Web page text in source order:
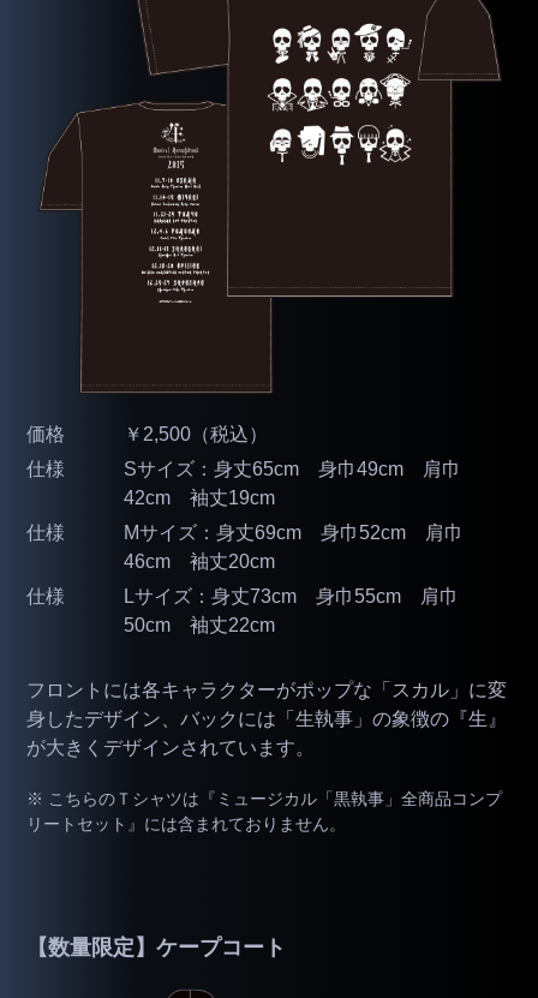
価格
￥2,500（税込）
仕様
Sサイズ：身丈65cm 身巾49cm 肩巾
42cm 袖丈19cm
仕様
Mサイズ：身丈69cm 身巾52cm 肩巾
46cm 袖丈20cm
仕様
Lサイズ：身丈73cm 身巾55cm 肩巾
50cm 袖丈22cm
フロントには各キャラクターがポップな「スカル」に変
身したデザイン、バックには「生執事」の象徴の『生』
が大きくデザインされています。
※ こちらのＴシャツは『ミュージカル「黒執事」全商品コンプ
リートセット』には含まれておりません。
【数量限定】ケープコート